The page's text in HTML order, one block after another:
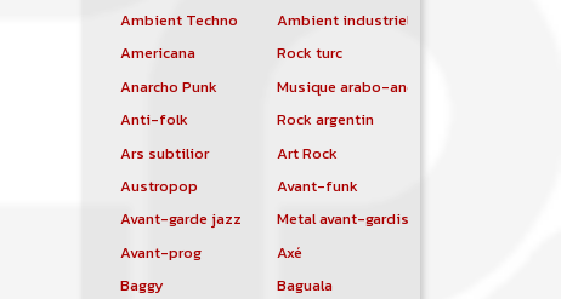
Ambient Techno
Ambient industriel
Americana
Rock turc
Anarcho Punk
Musique arabo-andalouse
Anti-folk
Rock argentin
Ars subtilior
Art Rock
Austropop
Avant-funk
Avant-garde jazz
Metal avant-gardiste
Avant-prog
Axé
Baggy
Baguala